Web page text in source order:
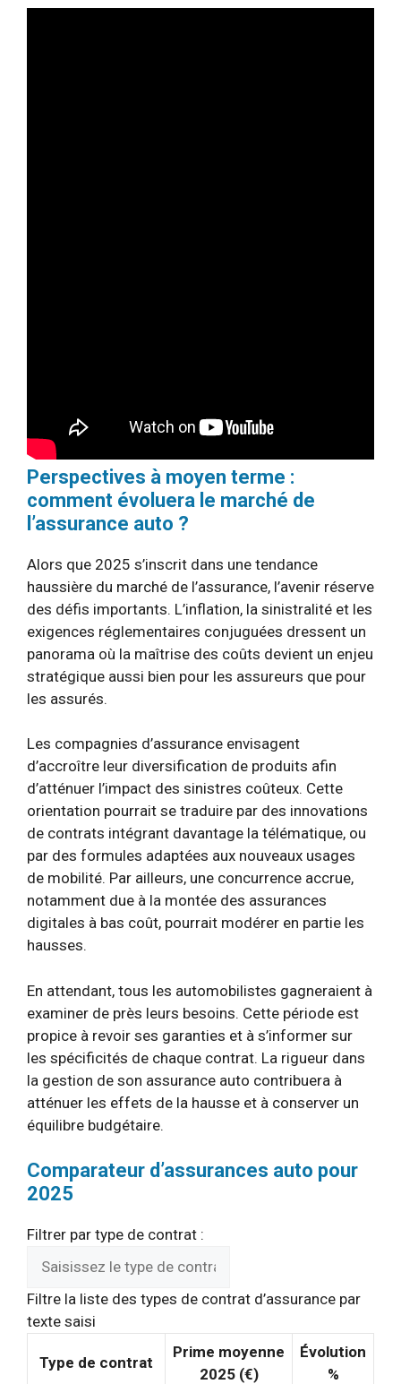
Perspectives à moyen terme :
comment évoluera le marché de
l’assurance auto ?
Alors que 2025 s’inscrit dans une tendance
haussière du marché de l’assurance, l’avenir réserve
des défis importants. L’inflation, la sinistralité et les
exigences réglementaires conjuguées dressent un
panorama où la maîtrise des coûts devient un enjeu
stratégique aussi bien pour les assureurs que pour
les assurés.
Les compagnies d’assurance envisagent
d’accroître leur diversification de produits afin
d’atténuer l’impact des sinistres coûteux. Cette
orientation pourrait se traduire par des innovations
de contrats intégrant davantage la télématique, ou
par des formules adaptées aux nouveaux usages
de mobilité. Par ailleurs, une concurrence accrue,
notamment due à la montée des assurances
digitales à bas coût, pourrait modérer en partie les
hausses.
En attendant, tous les automobilistes gagneraient à
examiner de près leurs besoins. Cette période est
propice à revoir ses garanties et à s’informer sur
les spécificités de chaque contrat. La rigueur dans
la gestion de son assurance auto contribuera à
atténuer les effets de la hausse et à conserver un
équilibre budgétaire.
Comparateur d’assurances auto pour
2025
Filtrer par type de contrat :
Filtre la liste des types de contrat d’assurance par
texte saisi
Type de contrat
Prime moyenne
2025 (€)
Évolution
%